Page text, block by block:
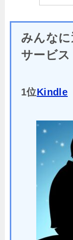
みんな
サービス
1位Kindle